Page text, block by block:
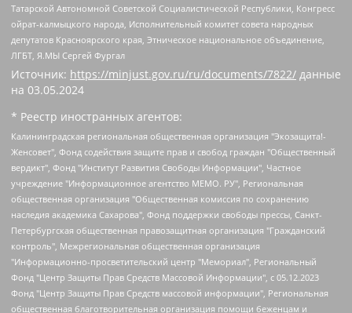
Татарской Автономной Советской Социалистической Республики, Конгресс
ойрат-калмыцкого народа, Исполнительный комитет совета народных
депутатов Красноярского края, Этническое национальное объединение,
ЛГБТ, Я.МЫ Сергей Фургал
Источник: https://minjust.gov.ru/ru/documents/7822/ данные
на 03.05.2024
* Реестр иностранных агентов:
Калининградская региональная общественная организация "Экозащита!-Женсовет", Фонд содействия защите прав и свобод граждан "Общественный вердикт", Фонд "Институт Развития Свободы Информации", Частное учреждение "Информационное агентство МЕМО. РУ", Региональная общественная организация "Общественная комиссия по сохранению наследия академика Сахарова", Фонд поддержки свободы прессы, Санкт-Петербургская общественная правозащитная организация "Гражданский контроль", Межрегиональная общественная организация "Информационно-просветительский центр "Мемориал", Региональный Фонд "Центр Защиты Прав Средств Массовой Информации", с 05.12.2023 Фонд "Центр Защиты Прав Средств массовой информации", Региональная общественная благотворительная организация помощи беженцам и мигрантам "Гражданское содействие", Негосударственное образовательное учреждение дополнительного профессионального образования (повышение квалификации) специалистов "АКАДЕМИЯ ПО ПРАВАМ ЧЕЛОВЕКА", Свердловская региональная общественная организация "Сутяжник", Автономная некоммерческая организация "Центр независимых социологических исследований", Союз общественных объединений "Российский исследовательский центр по правам человека", Региональное общественное учреждение научно-информационный центр "МЕМОРИАЛ", Некоммерческая организация "Фонд защиты гласности", Автономная некоммерческая организация "Институт прав человека", Городская общественная организация "Екатеринбургское общество "МЕМОРИАЛ", Городская общественная организация "Рязанское историко-просветительское и правозащитное общество "Мемориал" (Рязанский Мемориал), Челябинский региональный орган общественной самодеятельности – женское общественное объединение "Женщины Евразии", Челябинский региональный орган общественной самодеятельности "Уральская правозащитная группа", Фонд содействия защите здоровья и социальной справедливости имени Андрея Рылькова, Автономная Некоммерческая Организация "Аналитический Центр Юрия Левады", Автономная некоммерческая организация социальной поддержки населения "Проект Апрель", Региональная общественная организация помощи женщинам и детям, находящимся в кризисной ситуации "Информационно-методический центр "Анна", Фонд содействия развитию массовых коммуникаций и правовому просвещению "Так-так-Так", Фонд содействия устойчивому развитию "Серебряная тайга", Свердловский региональный общественный фонд социальных проектов "Новое время", "Idel.Реалии", Кавказ.Реалии, Крым.Реалии, Телеканал Настоящее Время, Татаро-башкирская служба Радио Свобода (Azatliq Radiosi), Радио Свободная Европа/Радио Свобода (PCE/PC), "Сибирь.Реалии", "Фактограф", Благотворительный фонд помощи осужденным и их семьям, Автономная некоммерческая организация "Институт глобализации и социальных движений", Фонд "В защиту прав заключенных", Частное учреждение "Центр поддержки и содействия развитию средств массовой информации", Пензенский региональный общественный благотворительный фонд "Гражданский союз", "Север.Реалии", Некоммерческая организация Фонд "Правовая инициатива", Общество с ограниченной ответственностью "Радио Свободная Европа/Радио Свобода", Чешское информационное агентство "MEDIUM-ORIENT", Красноярская региональная общественная организация "Мы против СПИДа", Камалягин Денис Николаевич, Маркелов Сергей Евгеньевич, Пономарев Лев Александрович, Савицкая Людмила Алексеевна, Автономная некоммерческая организация "Центр по работе с проблемой насилия "НАСИЛИЮ.НЕТ", Межрегиональный профессиональный союз работников здравоохранения "Альянс врачей", Юридическое лицо, зарегистрированное в Латвийской Республике, SIA "Medusa Project" (регистрационный номер 40103797863, дата регистрации 10.06.2014), Некоммерческая организация "Фонд по борьбе с коррупцией", Автономная некоммерческая организация "Институт права и публичной политики", Баданин Роман Сергеевич, Гликин Максим Александрович, Железнова Мария Михайловна, Лукьянова Юлия Сергеевна, Маетная Елизавета Витальевна, Маняхин Петр Борисович, Чуракова Ольга Владимировна, Ярош Юлия Петровна, Юридическое лицо "The Insider SIA", зарегистрированное в Риге, Латвийская Республика (дата регистрации 26.06.2015), являющееся администратором доменного имени интернет-издания "The Insider SIA", https://theins.ru, Постернак Алексей Евгеньевич, Рубин Михаил Аркадьевич, Анин Роман Александрович, Юридическое лицо Istories fonds, зарегистрированное в Латвийской Республике (регистрационный номер 50008295751, дата регистрации 24.02.2020), Великовский Дмитрий Александрович, Долинина Ирина Николаевна, Мароховская Алеся Алексеевна, Шлейнов Роман Юрьевич, Шмагун Олеся Валентиновна, Общество с ограниченной ответственностью "Альтаир 2021", Общество с ограниченной ответственностью "Вега 2021", Общество с ограниченной ответственностью "Главный редактор 2021", Общество с ограниченной ответственностью "Ромашки монолит", Важенков Артем Валерьевич, Ивановская областная общественная организация "Центр гендерных исследований", Гурман Юрий Альбертович, Медиапроект "ОВД-Инфо", Егоров Владимир Владимирович, Жилинский Владимир Александрович, Общество с ограниченной ответственностью "ЗП", Иванова София Юрьевна, Карезина Инна Павловна, Кильтау Екатерина Викторовна, Петров Алексей Викторович, Пискунов Сергей Евгеньевич, Смирнов Сергей Сергеевич, Тихонов Михаил Сергеевич, Общество с ограниченной ответственностью "ЖУРНАЛИСТ-ИНОСТРАННЫЙ АГЕНТ", Арапова Галина Юрьевна, Вольтская Татьяна Анатольевна, Американская компания "Mason G.E.S. Anonymous Foundation" (США), являющаяся владельцем интернет-издания https://mnews.world/, Компания "Stichting Bellingcat", зарегистрированная в Нидерландах (дата регистрации 11.07.2018), Захаров Андрей Вячеславович, Клепиковская Екатерина Дмитриевна, Общество с ограниченной ответственностью "МЕМО", Перл Роман Александрович, Симонов Евгений Алексеевич, Соловьева Елена Анатольевна, Сотников Даниил Владимирович, Сурначева Елизавета Дмитриевна, Автономная некоммерческая организация по защите прав человека и информированию населения "Якутия – Наше Мнение", Общество с ограниченной ответственностью "Москоу диджитал медиа", с 26.01.2023 Общество с ограниченной ответственностью "Чайка Белые сады", Ветошкина Валерия Валерьевна, Заговора Максим Александрович, Межрегиональное общественное движение "Российская ЛГБТ - сеть", Оленичев Максим Владимирович, Павлов Иван Юрьевич, Скворцова Елена Сергеевна, Общество с ограниченной ответственностью "Как бы инагент", Кочетков Игорь Викторович, Общество с ограниченной ответственностью "Честные выборы", Еланчик Олег Александрович, Общество с ограниченной ответственностью "Нобелевский призыв", Гималова Регина Эмилевна, Григорьев Андрей Валерьевич, Григорьева Алина Александровна, Ассоциация по содействию защите прав призывников, альтернативнослужащих и военнослужащих "Правозащитная группа "Гражданин.Армия.Право", Хисамова Регина Фаритовна, Автономная некоммерческая организация по реализации социально-правовых программ "Лилит", Дальневосточное общественное движение "Маяк", Санкт-Петербургская ЛГБТ-инициативная группа "Выход", Инициативная группа ЛГБТ+ "Реверс", Алексеев Андрей Викторович, Бекбулатова Таисия Львовна, Беляев Иван Михайлович, Владыкина Елена Сергеевна, Гельман Марат Александрович, Никульшина Вероника Юрьевна, Толоконникова Надежда Андреевна, Шендерович Виктор Анатольевич, Общество с ограниченной ответственностью "Данное сообщение", Общество с ограниченной ответственностью Издательский дом "Новая глава", Айнбиндер Александра Александровна, Московский комьюнити-центр для ЛГБТ+инициатив, Благотворительный фонд развития филантропии, Deutsche Welle (Германия, Kurt-Schumacher-Strasse 3, 53113 Bonn), Борзунова Мария Михайловна, Воробьев Виктор Викторович, Голубева Анна Львовна, Константинова Алла Михайловна, Малкова Ирина Владимировна, Мурадов Мурад Абдулгалимович, Осетинская Елизавета Николаевна, Понасенков Евгений Николаевич, Ганапольский Матвей Юрьевич, Киселев Евгений Алексеевич, Борухович Ирина Григорьевна, Дремин Иван Тимофеевич, Дубровский Дмитрий Викторович, Красноярская региональная общественная организация поддержки и развития альтернативных образовательных технологий и межкультурных коммуникаций "ИНТЕРРА", Маяковская Екатерина Алексеевна, Фейгин Марк Захарович, Филимонов Андрей Викторович, Дзугкоева Регина Николаевна, Доброхотов Роман Александрович, Дудь Юрий Александрович, Елкин Сергей Владимирович, Кругликов Кирилл Игоревич, Сабунаева Мария Леонидовна, Семенов Алексей Владимирович, Шаинян Карен Багратович, Шульман Екатерина Михайловна, Асафьев Артур Валерьевич, Вахштайн Виктор Семенович, Венедиктов Алексей Алексеевич, Лушникова Екатерина Евгеньевна, Волков Леонид Михайлович, Невзоров Александр Глебович, Пархоменко Сергей Борисович, Сироткин Ярослав Николаевич, Кара-Мурза Владимир Владимирович, Баранова Наталья Владимировна, Гозман Леонид Яковлевич, Кагарлицкий Борис Юльевич, Климарев Михаил Валерьевич, Милов Владимир Станиславович, Автономная некоммерческая организация Краснодарский центр современного искусства "Типография", Моргенштерн Алишер Тагирович, Соболь Любовь Эдуардовна, Общество с ограниченной ответственностью "ЛИЗА НОРМ", Каспаров Гарри Кимович, Ходорковский Михаил Борисович, Общество с ограниченной ответственностью "Апрельские тезисы", Данилович Ирина Брониславовна, Кашин Олег Владимирович, Петров Николай Владимирович, Пивоваров Алексей Владимирович, Соколов Михаил Владимирович, Цветкова Юлия Владимировна, Чичваркин Евгений Александрович, Комитет против пыток/Команда против пыток, Общество с ограниченной ответственностью "Первый научный", Общество с ограниченной ответственностью "Вертолет и ко", Белоцерковская Вероника Борисовна, Кац Максим Евгеньевич, Лазарева Татьяна Юрьевна, Шаведдинов Руслан Табризович, Яшин Илья Валерьевич, Общество с ограниченной ответственностью "Иноагент ААВ", Алешковский Дмитрий Петрович, Альбац Евгения Марковна, Быков Дмитрий Львович, Галямина Юлия Евгеньевна, Лойко Сергей Леонидович, Мартынов Кирилл Константинович, Медведев Сергей Александрович, Крашенинников Федор Геннадиевич, Гордеева Катерина Вл